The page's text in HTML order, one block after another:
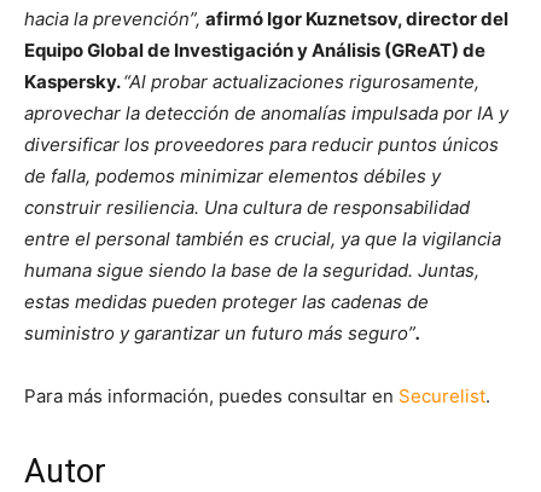
hacia la prevención”, afirmó Igor Kuznetsov, director del
Equipo Global de Investigación y Análisis (GReAT) de
Kaspersky.“Al probar actualizaciones rigurosamente,
aprovechar la detección de anomalías impulsada por IA y
diversificar los proveedores para reducir puntos únicos
de falla, podemos minimizar elementos débiles y
construir resiliencia. Una cultura de responsabilidad
entre el personal también es crucial, ya que la vigilancia
humana sigue siendo la base de la seguridad. Juntas,
estas medidas pueden proteger las cadenas de
suministro y garantizar un futuro más seguro”.
Para más información, puedes consultar en Securelist.
Autor